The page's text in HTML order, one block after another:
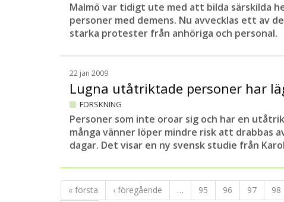
Malmö var tidigt ute med att bilda särskilda
personer med demens. Nu avvecklas ett av
starka protester från anhöriga och personal.
22 jan 2009
Lugna utåtriktade personer har
FORSKNING
Personer som inte oroar sig och har en
många vänner löper mindre risk att drabbas
dagar. Det visar en ny svensk studie från
« första ‹ föregående … 95 96 97 98